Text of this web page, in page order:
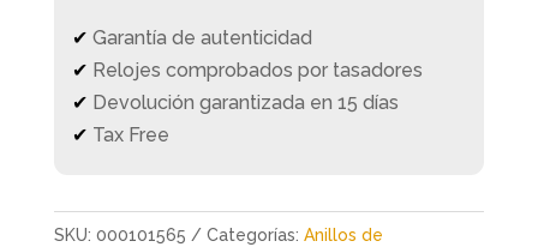
✔ Garantía de autenticidad
✔ Relojes comprobados por tasadores
✔ Devolución garantizada en 15 días
✔ Tax Free
SKU: 000101565 Categorías: Anillos de